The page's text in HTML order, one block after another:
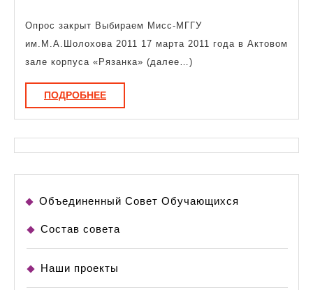
Опрос закрыт Выбираем Мисс-МГГУ
им.М.А.Шолохова 2011 17 марта 2011 года в Актовом
зале корпуса «Рязанка» (далее…)
ПОДРОБНЕЕПОДРОБНЕЕ
Объединенный Совет Обучающихся
Состав совета
Наши проекты